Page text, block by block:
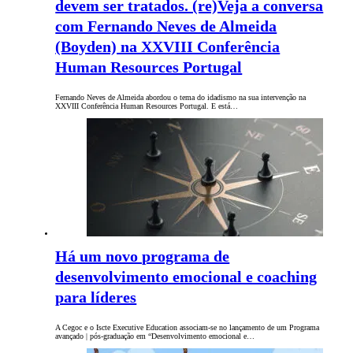
devem ser tratados. (re)Veja a conversa
com Fernando Neves de Almeida
(Boyden) na XXVIII Conferência
Human Resources Portugal
Fernando Neves de Almeida abordou o tema do idadismo na sua intervenção na
XXVIII Conferência Human Resources Portugal. E está…
Há um novo programa de
desenvolvimento emocional e coaching
para líderes
A Cegoc e o Iscte Executive Education associam-se no lançamento de um Programa
avançado | pós-graduação em “Desenvolvimento emocional e…